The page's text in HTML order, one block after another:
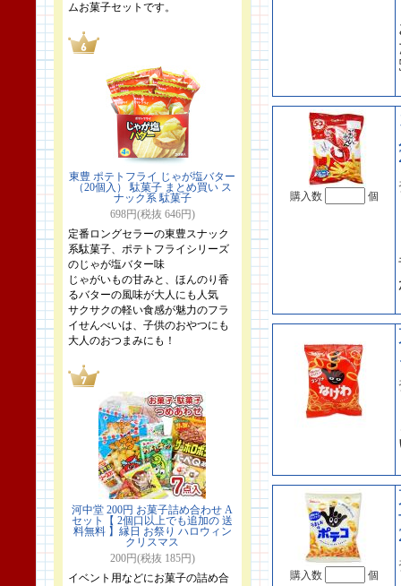
ムお菓子セットです。
東豊 ポテトフライ じゃが塩バター
（20個入） 駄菓子 まとめ買い ス
ナック系 駄菓子
698円(税抜 646円)
定番ロングセラーの東豊スナック
系駄菓子、ポテトフライシリーズ
のじゃが塩バター味
じゃがいもの甘みと、ほんのり香
るバターの風味が大人にも人気
サクサクの軽い食感が魅力のフラ
イせんべいは、子供のおやつにも
大人のおつまみにも！
河中堂 200円 お菓子詰め合わせ A
セット【 2個口以上でも追加の 送
料無料 】縁日 お祭り ハロウィン
クリスマス
200円(税抜 185円)
イベント用などにお菓子の詰め合
購入数 個
購入数 個